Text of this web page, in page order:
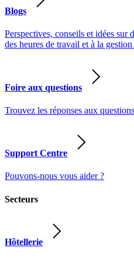
Blogs
Perspectives, conseils et idées sur
des heures de travail et à la
Foire aux questions
Trouvez les réponses aux
Support Centre
Pouvons-nous vous aider ?
Secteurs
Hôtellerie